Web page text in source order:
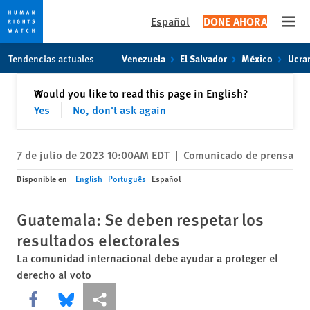
content
Español DONE AHORA
Tendencias actuales Venezuela El Salvador México
Would you like to read this page in English?
Yes
No, don't ask again
✕Cerrar
7 de julio de 2023 10:00AM EDT | Comunicado de prensa
Disponible en English Português Español
Guatemala: Se deben respetar los
resultados electorales
La comunidad internacional debe ayudar a proteger el
derecho al voto
Share this via Facebook
Share this via Bluesky
Share this via Compartir